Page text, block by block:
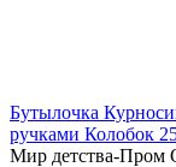
Бутылочка
ручками Колобок
Мир детства-